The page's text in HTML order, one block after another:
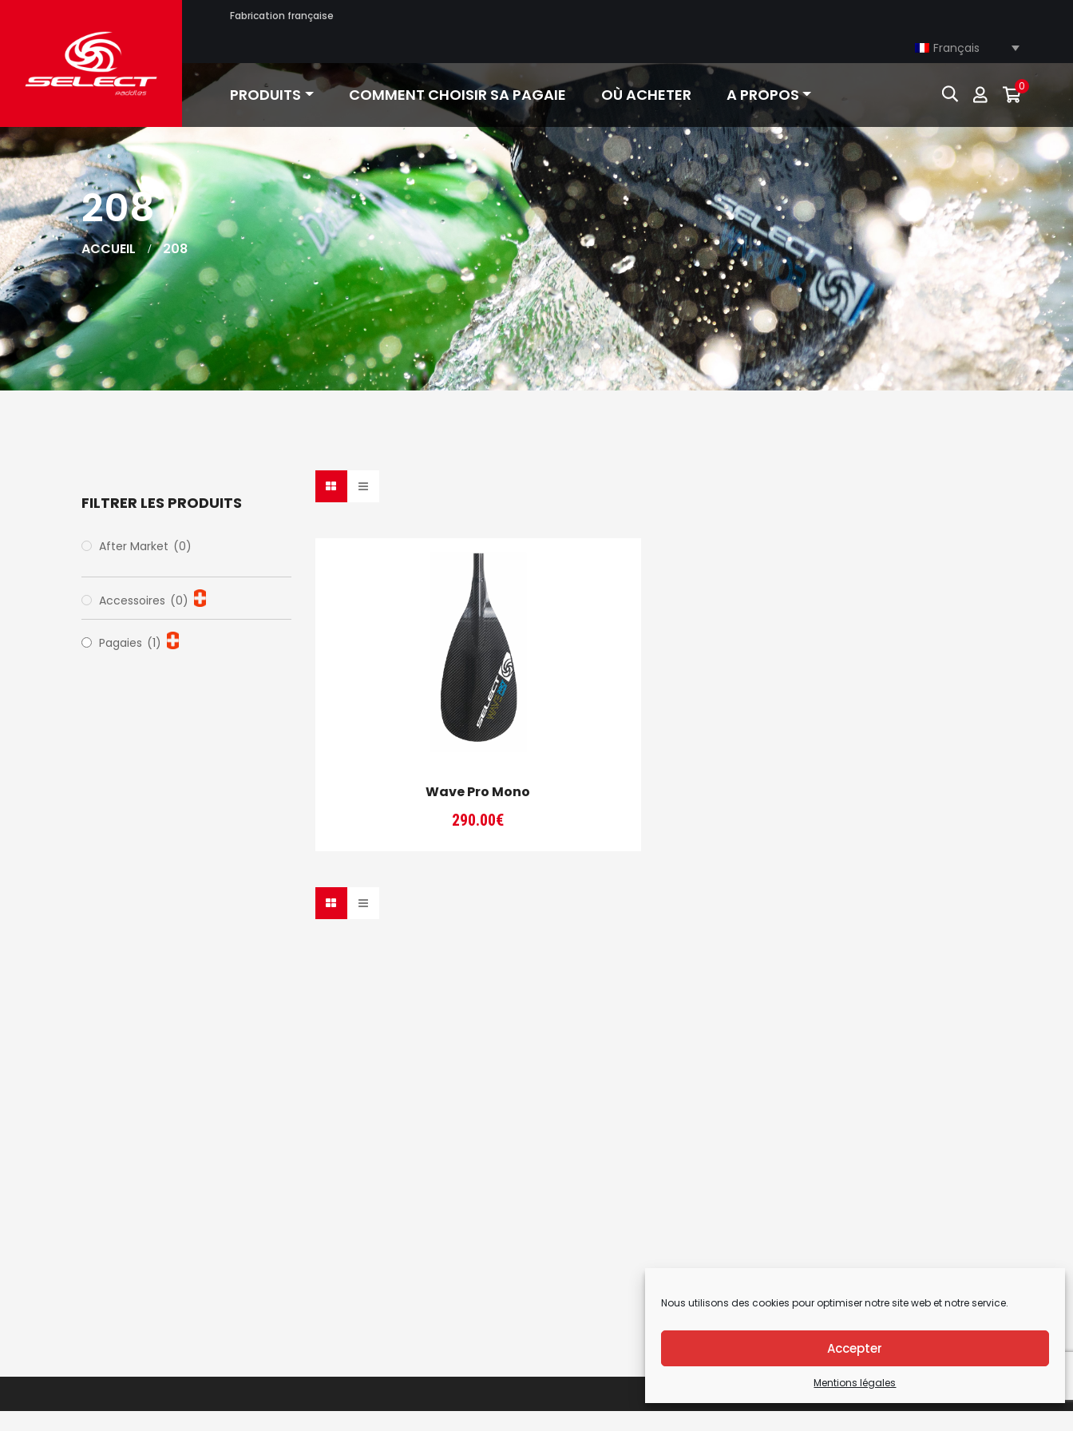
Nous utilisons des cookies pour optimiser notre site web et notre service.
Accepter
Mentions légales
Fabrication française
Français
PRODUITS COMMENT CHOISIR SA PAGAIE OÙ ACHETER A PROPOS 0
208
ACCUEIL 208
FILTRER LES PRODUITS
After Market (0)
Accessoires (0)
Pagaies (1)
Wave Pro Mono
290.00€